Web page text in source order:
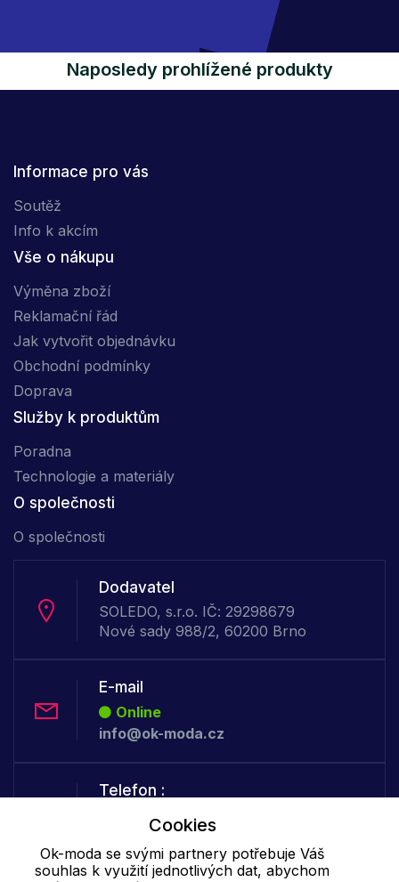
Naposledy prohlížené produkty
Informace pro vás
Soutěž
Info k akcím
Vše o nákupu
Výměna zboží
Reklamační řád
Jak vytvořit objednávku
Obchodní podmínky
Doprava
Služby k produktům
Poradna
Technologie a materiály
O společnosti
O společnosti
Dodavatel
SOLEDO, s.r.o. IČ: 29298679
Nové sady 988/2, 60200 Brno
E-mail
Online
info@ok-moda.cz
Telefon :
+420 702 000 160
Cookies
Ok-moda se svými partnery potřebuje Váš
souhlas k využití jednotlivých dat, abychom